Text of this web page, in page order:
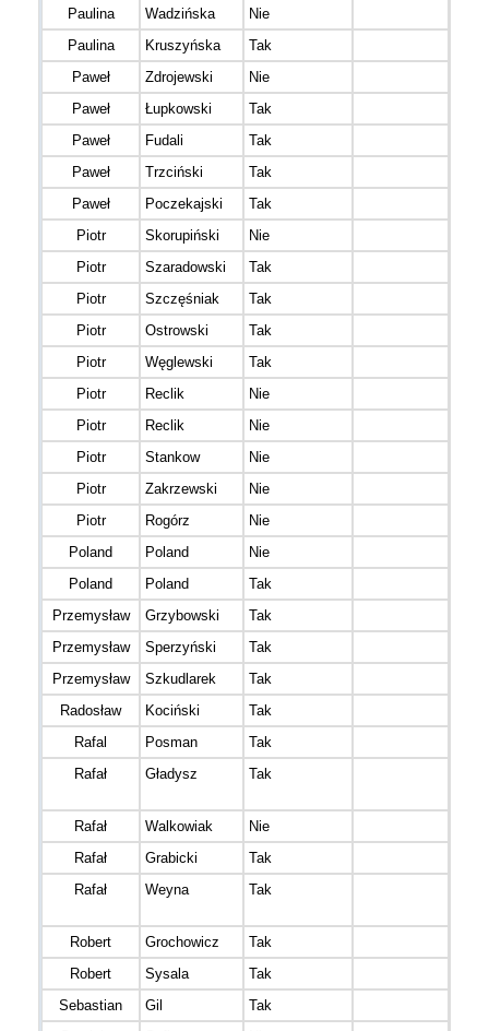
Paulina
Wadzińska Nie
Paulina
Kruszyńska Tak
Paweł
Zdrojewski
Nie
Paweł
Łupkowski Tak
Paweł
Fudali Tak
Paweł
Trzciński Tak
Paweł
Poczekajski
Tak
Piotr
Skorupiński Nie
Piotr
Szaradowski Tak
Piotr
Szczęśniak Tak
Piotr
Ostrowski Tak
Piotr
Węglewski
Tak
Piotr
Reclik
Nie
Piotr
Reclik
Nie
Piotr
Stankow Nie
Piotr
Zakrzewski
Nie
Piotr
Rogórz
Nie
Poland
Poland Nie
Poland
Poland Tak
Przemysław
Grzybowski
Tak
Przemysław
Sperzyński Tak
Przemysław
Szkudlarek
Tak
Radosław
Kociński Tak
Rafal
Posman
Tak
Rafał
Gładysz Tak
Rafał
Walkowiak Nie
Rafał
Grabicki Tak
Rafał
Weyna Tak
Robert
Grochowicz Tak
Robert
Sysala
Tak
Sebastian
Gil Tak